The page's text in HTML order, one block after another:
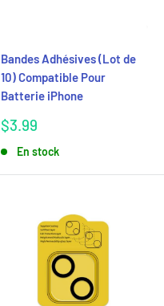
Bandes Adhésives (Lot de
10) Compatible Pour
Batterie iPhone
Prix
$3.99
En stock